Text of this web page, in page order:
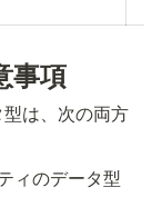
事項
は、次の両方
ィのデータ型